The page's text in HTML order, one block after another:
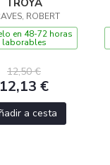
TROYA
ROBERT
en 48-72 horas
laborables
12,50 €
12,13 €
a cesta